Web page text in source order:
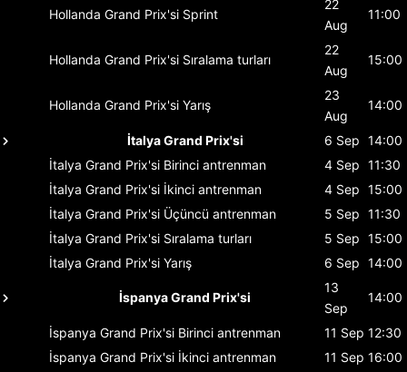
Hollanda Grand Prix'si Sprint
22
Aug
11:00
Hollanda Grand Prix'si Sıralama turları
22
Aug
15:00
Hollanda Grand Prix'si Yarış
23
Aug
14:00
İtalya Grand Prix'si 6 Sep 14:00
İtalya Grand Prix'si Birinci antrenman 4 Sep 11:30
İtalya Grand Prix'si İkinci antrenman 4 Sep 15:00
İtalya Grand Prix'si Üçüncü antrenman 5 Sep 11:30
İtalya Grand Prix'si Sıralama turları 5 Sep 15:00
İtalya Grand Prix'si Yarış 6 Sep 14:00
İspanya Grand Prix'si
13
Sep
14:00
İspanya Grand Prix'si Birinci antrenman 11 Sep 12:30
İspanya Grand Prix'si İkinci antrenman 11 Sep 16:00